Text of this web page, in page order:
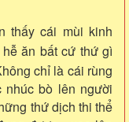
thấy cái mùi kinh
ăn bất cứ thứ gì
chỉ là cái rùng
nhúc bò lên người
thứ dịch thi thể